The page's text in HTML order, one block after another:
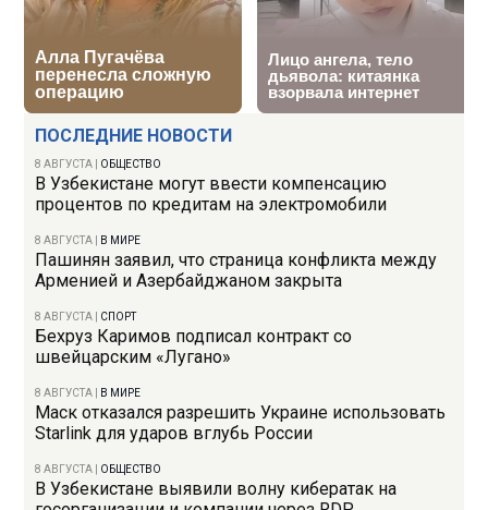
ПОСЛЕДНИЕ НОВОСТИ
8 АВГУСТА ОБЩЕСТВО
В Узбекистане могут ввести компенсацию
процентов по кредитам на электромобили
8 АВГУСТА В МИРЕ
Пашинян заявил, что страница конфликта между
Арменией и Азербайджаном закрыта
8 АВГУСТА СПОРТ
Бехруз Каримов подписал контракт со
швейцарским «Лугано»
8 АВГУСТА В МИРЕ
Маск отказался разрешить Украине использовать
Starlink для ударов вглубь России
8 АВГУСТА ОБЩЕСТВО
В Узбекистане выявили волну кибератак на